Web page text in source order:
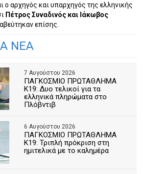
ο αρχηγός και υπαρχηγός της ελληνικής
Πέτρος Συναδινός και Ιάκωβος
επίσης.
ΝΕΑ
7 Αυγούστου 2026
ΠΑΓΚΟΣΜΙΟ ΠΡΩΤΑΘΛΗΜΑ
Κ19: Δυο τελικοί για τα
ελληνικά πληρώματα στο
Πλόβντιβ
6 Αυγούστου 2026
ΠΑΓΚΟΣΜΙΟ ΠΡΩΤΑΘΛΗΜΑ
Κ19: Τριπλή πρόκριση στη
ημιτελικά με το καλημέρα